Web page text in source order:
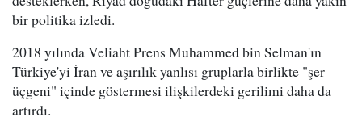
bir politika izledi.
2018 yılında Veliaht Prens Muhammed bin Selman'ın
Türkiye'yi İran ve aşırılık yanlısı gruplarla birlikte "şer
üçgeni" içinde göstermesi ilişkilerdeki gerilimi daha da
artırdı.